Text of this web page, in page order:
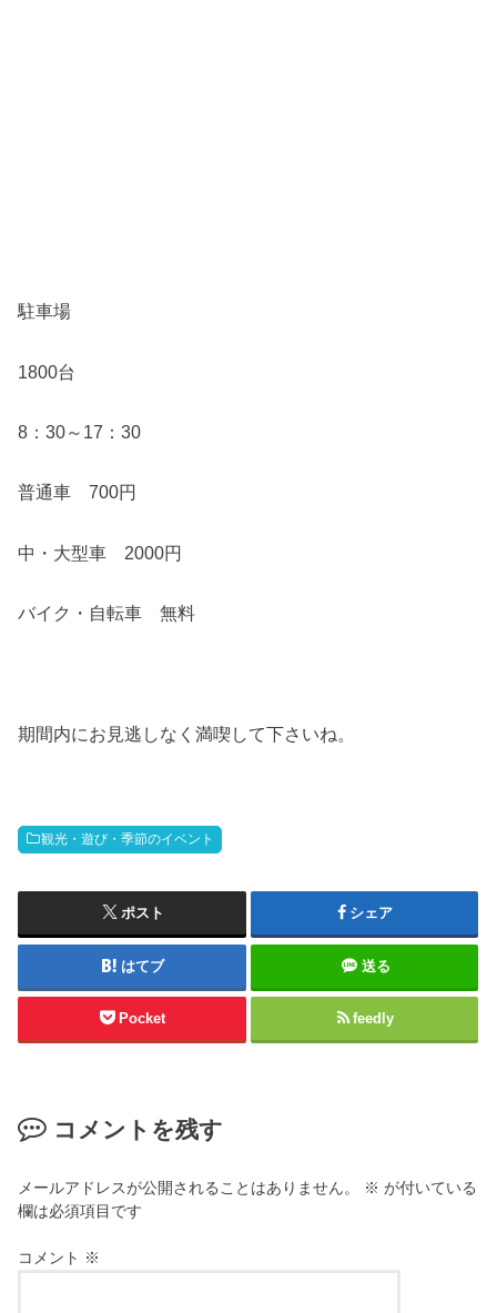
駐車場
1800台
8：30～17：30
普通車 700円
中・大型車 2000円
バイク・自転車 無料
期間内にお見逃しなく満喫して下さいね。
観光・遊び・季節のイベント
ポスト シェア
はてブ 送る
Pocket feedly
コメントを残す
メールアドレスが公開されることはありません。 ※ が付いている
欄は必須項目です
コメント ※